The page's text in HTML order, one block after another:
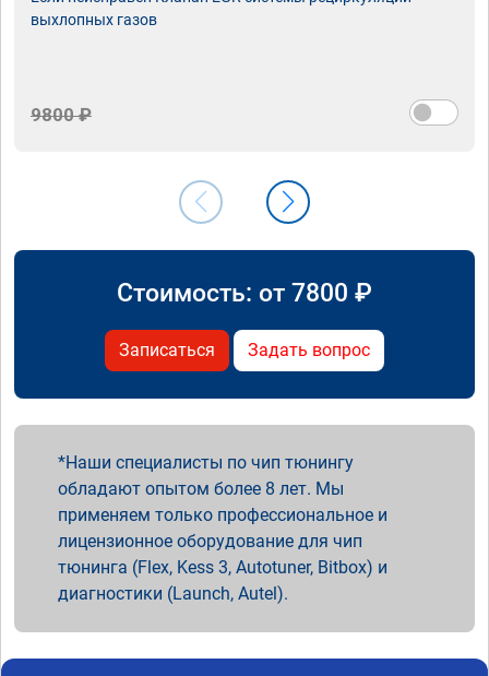
выхлопных газов
9800 ₽
Стоимость: от 7800 ₽
Записаться Задать вопрос
Наши специалисты по чип тюнингу
обладают опытом более 8 лет. Мы
применяем только профессиональное и
лицензионное оборудование для чип
тюнинга (Flex, Kess 3, Autotuner, Bitbox) и
диагностики (Launch, Autel).